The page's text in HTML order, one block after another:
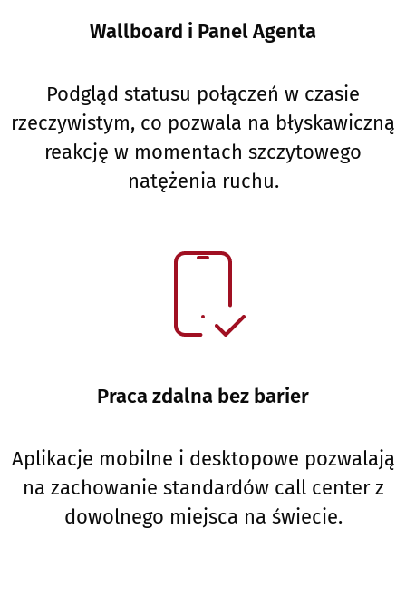
Wallboard i Panel Agenta
Podgląd statusu połączeń w czasie
rzeczywistym, co pozwala na błyskawiczną
reakcję w momentach szczytowego
natężenia ruchu.
Praca zdalna bez barier
Aplikacje mobilne i desktopowe pozwalają
na zachowanie standardów call center z
dowolnego miejsca na świecie.